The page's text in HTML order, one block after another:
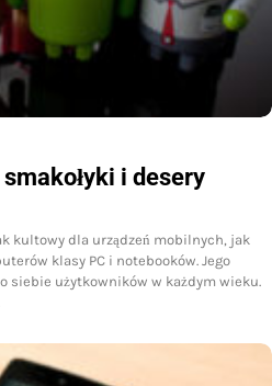
i desery
kultowy dla urządzeń mobilnych, jak
klasy PC i notebooków. Jego
siebie użytkowników w każdym wieku.